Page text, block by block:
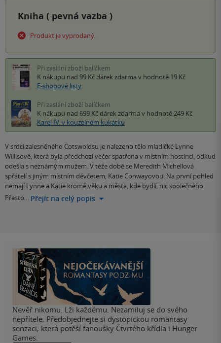
Kniha ( pevná vazba )
Produkt je vyprodaný.
Při zaslání zboží balíčkem
K nákupu nad 99 Kč dárek zdarma v hodnotě 19 Kč
E-shopové listy
Při zaslání zboží balíčkem
K nákupu nad 699 Kč dárek zdarma v hodnotě 249 Kč
Karel IV. v kouzelném kukátku
V srdci zalesněného Cotswoldsu je nalezeno tělo mladičké Lynne
Willisové, která byla předchozí večer spatřena v místním hostinci, odkud
odešla s neznámým mužem. V téže době se Meredith Michellová
spřátelí s jiným místním děvčetem, Katie Conwayovou. Na první pohled
nemají Lynne a Katie kromě věku a města, kde bydlí, nic společného.
Přesto… Přejít na celý popis
Nevěř nikomu. Lži každému. Nezamiluj se do svého
nepřítele. Předobjednejte si dystopickou romantasy
senzaci, která potěší fanoušky Čtvrtého křídla i Hunger
Games.